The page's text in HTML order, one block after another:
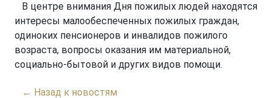
В центре внимания Дня пожилых людей находятся
интересы малообеспеченных пожилых граждан,
одиноких пенсионеров и инвалидов пожилого
возраста, вопросы оказания им материальной,
социально-бытовой и других видов помощи.
← Назад к новостям